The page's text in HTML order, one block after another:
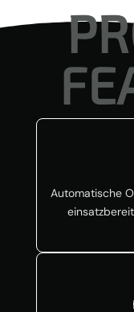
Automatische